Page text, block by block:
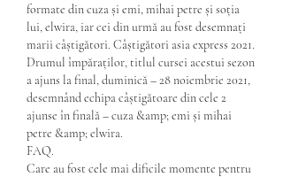
formate din cuza și emi, mihai petre și soția
lui, elwira, iar cei din urmă au fost desemnați
marii câștigători. Câștigători asia express 2021.
Drumul împăraților, titlul cursei acestui sezon
a ajuns la final, duminică – 28 noiembrie 2021,
desemnând echipa câștigătoare din cele 2
ajunse în finală – cuza &amp; emi și mihai
petre &amp; elwira.
FAQ.
Care au fost cele mai dificile momente pentru